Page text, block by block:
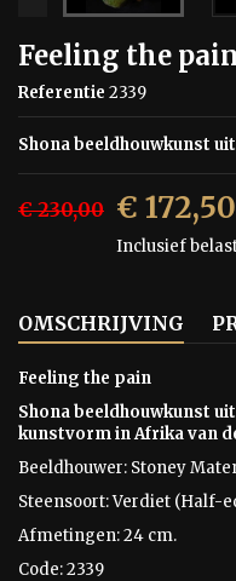
Feeling the
Referentie 2339
Shona beeldhouwkunst
€ 230,00 € 172,50
Inclusief
OMSCHRIJVING
Feeling the pain
Shona beeldhouwkunst
kunstvorm in Afrika van
Beeldhouwer: Stoney
Steensoort:Verdiet (Half-
Afmetingen: 24 cm.
Code: 2339